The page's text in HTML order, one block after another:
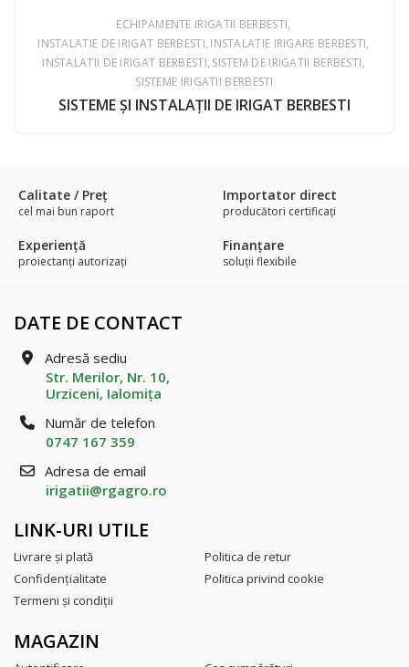
ECHIPAMENTE IRIGATII BERBESTI
INSTALATIE DE IRIGAT BERBESTI INSTALATIE IRIGARE BERBESTI
INSTALATII DE IRIGAT BERBESTI SISTEM DE IRIGATII BERBESTI
SISTEME IRIGATII BERBESTI
SISTEME ŞI INSTALAŢII DE IRIGAT BERBESTI
Calitate / Preţ
cel mai bun raport
Importator direct
producători certificaţi
Experienţă
proiectanți autorizați
Finanțare
soluții flexibile
DATE DE CONTACT
Adresă sediu
Str. Merilor, Nr. 10,
Urziceni, Ialomiţa
Număr de telefon
0747 167 359
Adresa de email
irigatii@rgagro.ro
LINK-URI UTILE
Livrare şi plată
Politica de retur
Confidenţialitate
Politica privind cookie
Termeni şi condiţii
MAGAZIN